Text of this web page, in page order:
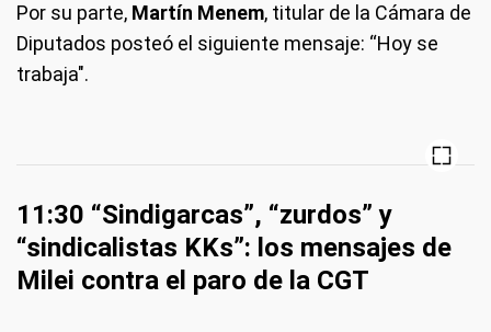
Por su parte, Martín Menem, titular de la Cámara de
Diputados posteó el siguiente mensaje: “Hoy se
trabaja".
11:30 “Sindigarcas”, “zurdos” y
“sindicalistas KKs”: los mensajes de
Milei contra el paro de la CGT